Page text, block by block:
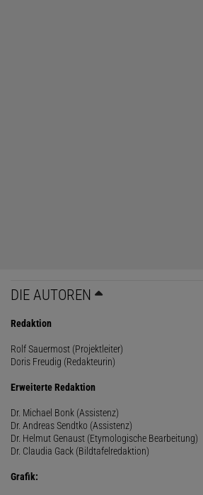
DIE AUTOREN
Redaktion
Rolf Sauermost (Projektleiter)
Doris Freudig (Redakteurin)
Erweiterte Redaktion
Dr. Michael Bonk (Assistenz)
Dr. Andreas Sendtko (Assistenz)
Dr. Helmut Genaust (Etymologische Bearbeitung)
Dr. Claudia Gack (Bildtafelredaktion)
Grafik: